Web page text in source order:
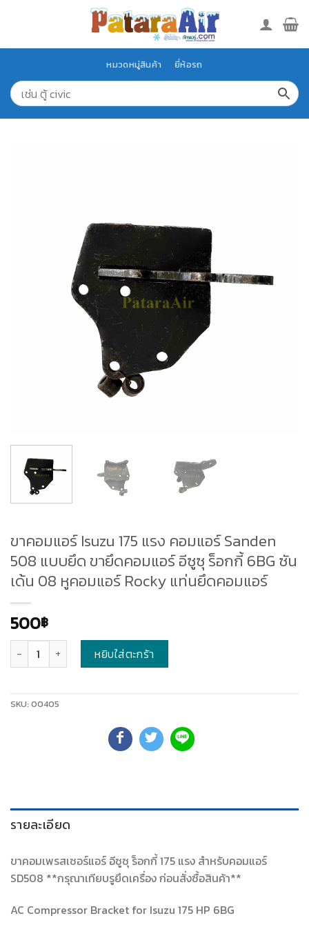
หมวดหมู่สินค้า ยี่ห้อรถ
ขาคอมแอร์ Isuzu 175 แรง คอมแอร์ Sanden
508 แบบยึด ขายึดคอมแอร์ อีซูซุ ร็อกกี้ 6BG ซัน
เด้น 08 หูคอมแอร์ Rocky แท่นยึดคอมแอร์
500฿
หยิบใส่ตะกร้า
SKU: 00405
รายละเอียด
ขาคอมเพรสเซอร์แอร์ อีซูซุ ร็อกกี้ 175 แรง สำหรับคอมแอร์
SD508 **กรุณาเทียบรูยึดเครื่อง ก่อนสั่งซื้อสินค้า**
AC Compressor Bracket for Isuzu 175 HP 6BG